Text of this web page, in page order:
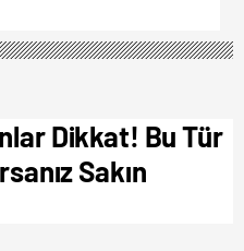
Dikkat! Bu Tür
Sakın